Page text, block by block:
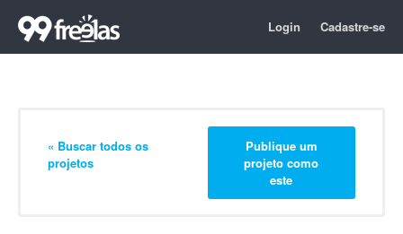
Login Cadastre-se
« Buscar todos os
projetos
Publique um
projeto como
este